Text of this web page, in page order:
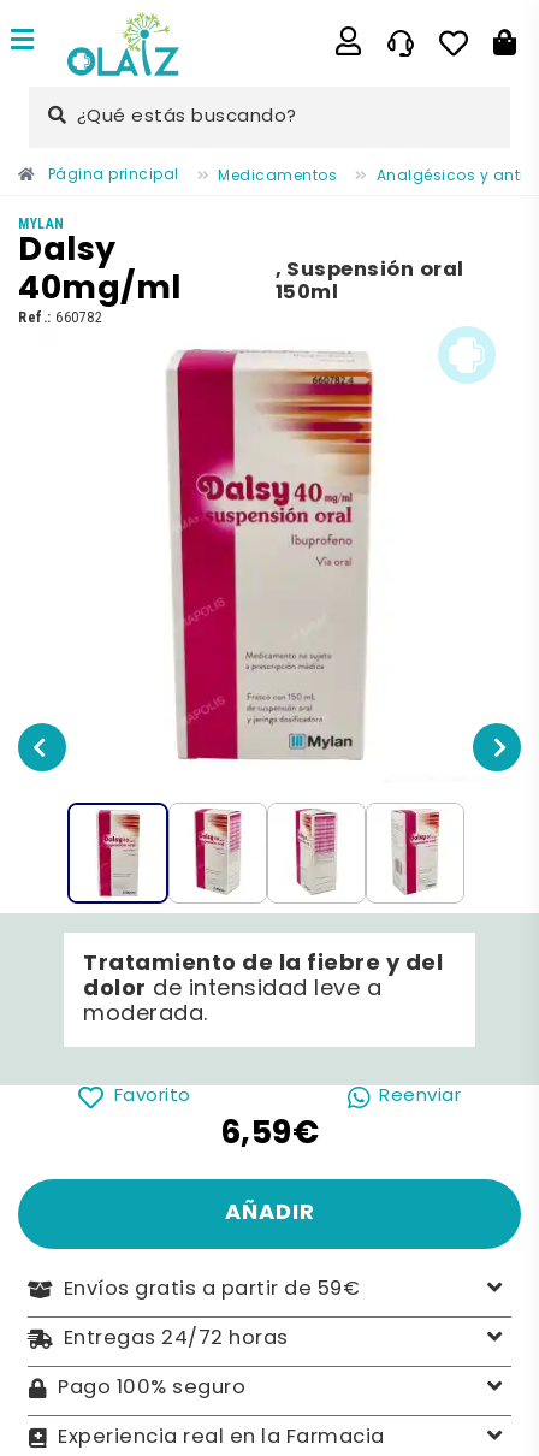
¿Qué estás buscando?
Página principal Medicamentos Analgésicos y
MYLAN
Dalsy
40mg/ml , Suspensión oral
150ml
Ref.: 660782
Tratamiento de la fiebre y del
dolor de intensidad leve a
moderada.
Favorito Reenviar
6,59€
AÑADIR
Envíos gratis a partir de 59€
Entregas 24/72 horas
Pago 100% seguro
Experiencia real en la Farmacia